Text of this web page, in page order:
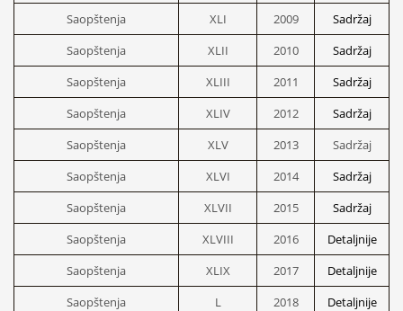
Saopštenja
XLI 2009
Sadržaj
Saopštenja
XLII 2010
Sadržaj
Saopštenja
XLIII 2011
Sadržaj
Saopštenja
XLIV 2012
Sadržaj
Saopštenja
XLV 2013
Sadržaj
Saopštenja
XLVI 2014
Sadržaj
Saopštenja
XLVII 2015
Sadržaj
Saopštenja
XLVIII 2016
Detaljnije
Saopštenja
XLIX 2017
Detaljnije
Saopštenja
L 2018
Detaljnije